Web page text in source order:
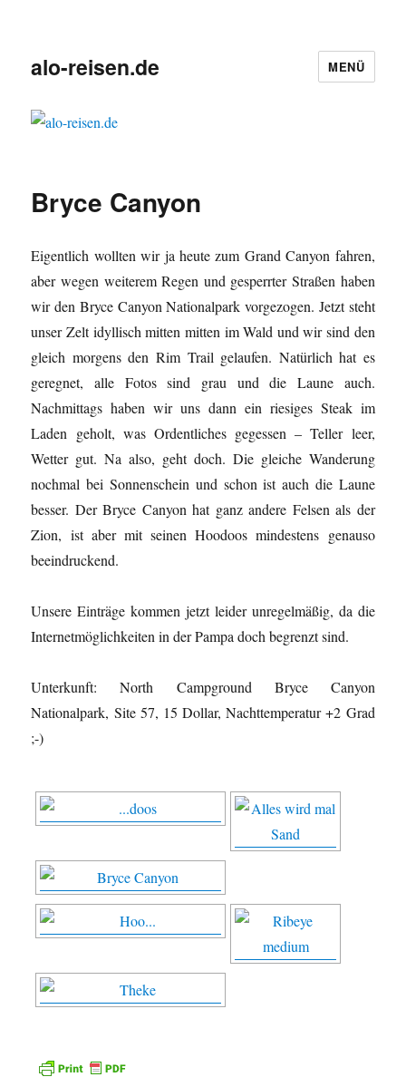
alo-reisen.de MENÜ
Bryce Canyon
Eigentlich wollten wir ja heute zum Grand Canyon fahren,
aber wegen weiterem Regen und gesperrter Straßen haben
wir den Bryce Canyon Nationalpark vorgezogen. Jetzt steht
unser Zelt idyllisch mitten mitten im Wald und wir sind den
gleich morgens den Rim Trail gelaufen. Natürlich hat es
geregnet, alle Fotos sind grau und die Laune auch.
Nachmittags haben wir uns dann ein riesiges Steak im
Laden geholt, was Ordentliches gegessen – Teller leer,
Wetter gut. Na also, geht doch. Die gleiche Wanderung
nochmal bei Sonnenschein und schon ist auch die Laune
besser. Der Bryce Canyon hat ganz andere Felsen als der
Zion, ist aber mit seinen Hoodoos mindestens genauso
beeindruckend.
Unsere Einträge kommen jetzt leider unregelmäßig, da die
Internetmöglichkeiten in der Pampa doch begrenzt sind.
Unterkunft: North Campground Bryce Canyon
Nationalpark, Site 57, 15 Dollar, Nachttemperatur +2 Grad
;-)